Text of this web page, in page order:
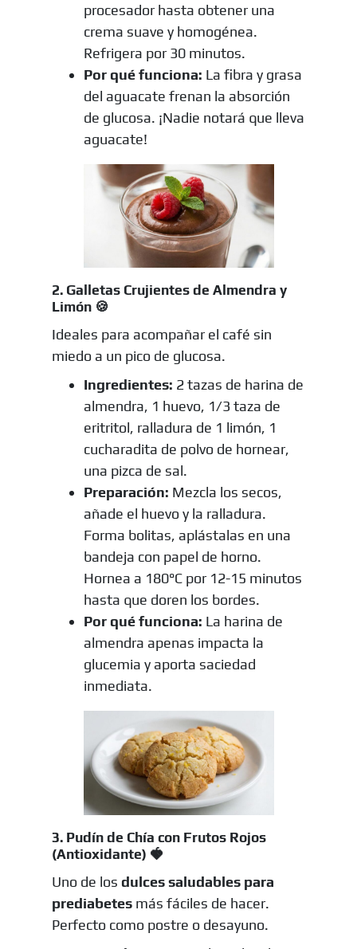
procesador hasta obtener una
crema suave y homogénea.
Refrigera por 30 minutos.
Por qué funciona: La fibra y grasa
del aguacate frenan la absorción
de glucosa. ¡Nadie notará que lleva
aguacate!
2. Galletas Crujientes de Almendra y
Limón 🍪
Ideales para acompañar el café sin
miedo a un pico de glucosa.
Ingredientes: 2 tazas de harina de
almendra, 1 huevo, 1/3 taza de
eritritol, ralladura de 1 limón, 1
cucharadita de polvo de hornear,
una pizca de sal.
Preparación: Mezcla los secos,
añade el huevo y la ralladura.
Forma bolitas, aplástalas en una
bandeja con papel de horno.
Hornea a 180°C por 12-15 minutos
hasta que doren los bordes.
Por qué funciona: La harina de
almendra apenas impacta la
glucemia y aporta saciedad
inmediata.
3. Pudín de Chía con Frutos Rojos
(Antioxidante) 🍓
Uno de los dulces saludables para
prediabetesmás fáciles de hacer.
Perfecto como postre o desayuno.